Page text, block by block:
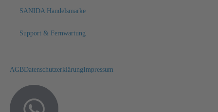
SANIDA Handelsmarke
Support & Fernwartung
AGB DatenschutzerklärungImpressum